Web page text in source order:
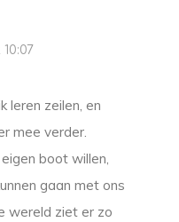
leren zeilen, en
mee verder.
boot willen,
gaan met ons
wereld ziet er zo